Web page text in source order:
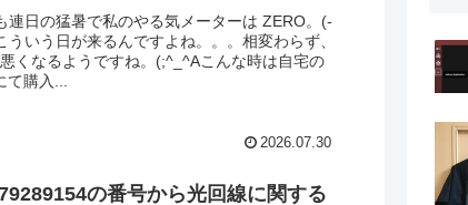
連日の猛暑で私のやる気メーターは ZERO。(-
ういう日が来るんですよね。。。相変わらず、
くなるようですね。(;^_^Aこんな時は自宅の
購入...
2026.07.30
の番号から光回線に関する